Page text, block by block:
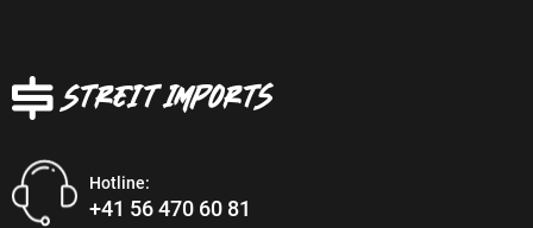
Hotline:
+41 56 470 60 81